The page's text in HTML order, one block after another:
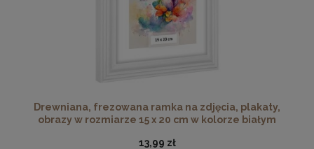
Drewniana, frezowana ramka na zdjęcia, plakaty,
obrazy w rozmiarze 15 x 20 cm w kolorze białym
13,99 zł